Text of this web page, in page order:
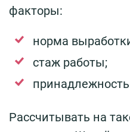
факторы:
норма
стаж работы;
Рассчитывать на